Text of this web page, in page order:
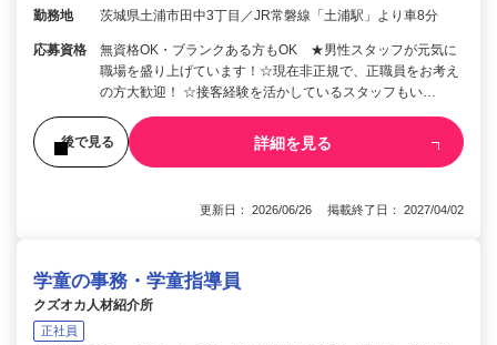
勤務地 茨城県土浦市田中3丁目／JR常磐線「土浦駅」より車8分
応募資格
無資格OK・ブランクある方もOK ★男性スタッフが元気に
職場を盛り上げています！☆現在非正規で、正職員をお考え
の方大歓迎！ ☆接客経験を活かしているスタッフもい…
後で見る 詳細を見る
更新日： 2026/06/26 掲載終了日： 2027/04/02
学童の事務・学童指導員
クズオカ人材紹介所
正社員